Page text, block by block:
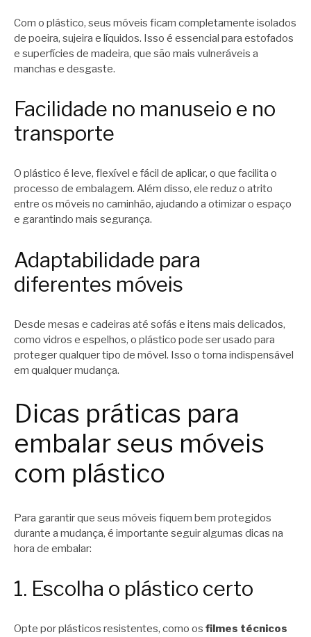
Com o plástico, seus móveis ficam completamente isolados
de poeira, sujeira e líquidos. Isso é essencial para estofados
e superfícies de madeira, que são mais vulneráveis a
manchas e desgaste.
Facilidade no manuseio e no
transporte
O plástico é leve, flexível e fácil de aplicar, o que facilita o
processo de embalagem. Além disso, ele reduz o atrito
entre os móveis no caminhão, ajudando a otimizar o espaço
e garantindo mais segurança.
Adaptabilidade para
diferentes móveis
Desde mesas e cadeiras até sofás e itens mais delicados,
como vidros e espelhos, o plástico pode ser usado para
proteger qualquer tipo de móvel. Isso o torna indispensável
em qualquer mudança.
Dicas práticas para
embalar seus móveis
com plástico
Para garantir que seus móveis fiquem bem protegidos
durante a mudança, é importante seguir algumas dicas na
hora de embalar:
1. Escolha o plástico certo
Opte por plásticos resistentes, como os filmes técnicos